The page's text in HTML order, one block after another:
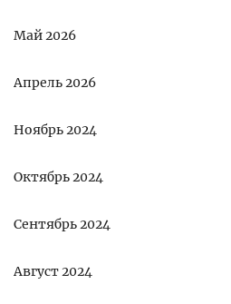
Май 2026
Апрель 2026
Ноябрь 2024
Октябрь 2024
Сентябрь 2024
Август 2024